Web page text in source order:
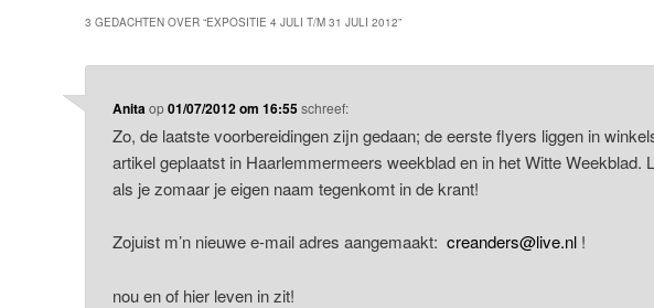
3 GEDACHTEN OVER “EXPOSITIE 4 JULI T/M 31 JULI 2012”
Anitaop01/07/2012 om 16:55schreef:
Zo, de laatste voorbereidingen zijn gedaan; de eerste flyers liggen in
artikel geplaatst in Haarlemmermeers weekblad en in het Witte Weekblad.
als je zomaar je eigen naam tegenkomt in de krant!
Zojuist m’n nieuwe e-mail adres aangemaakt:creanders@live.nl !
nou en of hier leven in zit!